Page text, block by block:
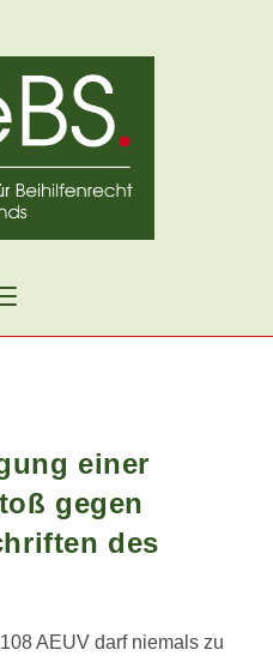
einer
gegen
des
AEUV darf niemals zu